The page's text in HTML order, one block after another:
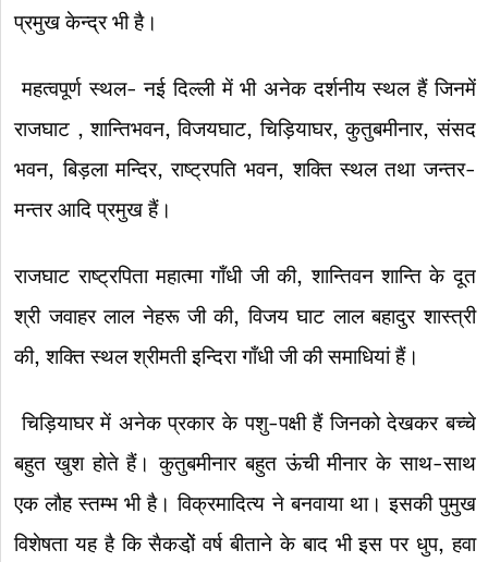
प्रमुख केन्द्र भी है।
महत्वपूर्ण स्थल- नई दिल्ली में भी अनेक दर्शनीय स्थल हैं जिनमें
राजघाट , शान्तिभवन, विजयघाट, चिड़ियाघर, कुतुबमीनार, संसद
भवन, बिड़ला मन्दिर, राष्ट्रपति भवन, शक्ति स्थल तथा जन्तर-
मन्तर आदि प्रमुख हैं।
राजघाट राष्ट्रपिता महात्मा गाँधी जी की, शान्तिवन शान्ति के दूत
श्री जवाहर लाल नेहरू जी की, विजय घाट लाल बहादुर शास्त्री
की, शक्ति स्थल श्रीमती इन्दिरा गाँधी जी की समाधियां हैं।
चिड़ियाघर में अनेक प्रकार के पशु-पक्षी हैं जिनको देखकर बच्चे
बहुत खुश होते हैं। कुतुबमीनार बहुत ऊंची मीनार के साथ-साथ
एक लौह स्तम्भ भी है। विक्रमादित्य ने बनवाया था। इसकी पुमुख
विशेषता यह है कि सैकडो़ें वर्ष बीताने के बाद भी इस पर धुप, हवा